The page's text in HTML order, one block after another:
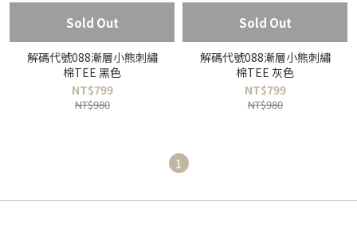
Sold Out
解碼代號088漸層小熊刺繡
棉TEE 黑色
NT$799
NT$980
Sold Out
解碼代號088漸層小熊刺繡
棉TEE 灰色
NT$799
NT$980
1